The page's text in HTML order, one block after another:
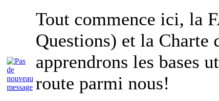
Tout commence ici, la
Questions) et la Charte
apprendrons les bases
route parmi nous!